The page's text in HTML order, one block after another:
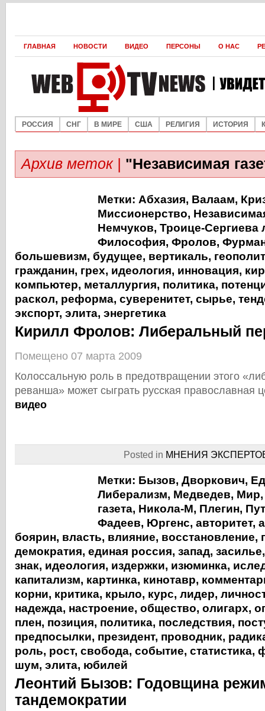
ГЛАВНАЯ НОВОСТИ ВИДЕО ПЕРСОНЫ О НАС
РОССИЯ СНГ В МИРЕ США РЕЛИГИЯ ИСТОРИЯ
Архив меток | "Независимая
Метки: Абхазия, Валаам,
Миссионерство,
Немчуков, Троице-Cергиева
Философия, Фролов,
большевизм, будущее, вертикаль,
гражданин, грех, идеология, инновация,
компьютер, металлургия, политика,
раскол, реформа, суверенитет, сырье,
экспорт, элита, энергетика
Кирилл Фролов: Либеральный
Помещено 07 марта 2009
Колоссальную роль в предотвращении этого
реванша» может сыграть русская православная
видео
Posted in МНЕНИЯ
Метки: Бызов, Дворкович,
Либерализм, Медведев, Мир
газета, Никола-М, Плегин,
Фадеев, Юргенс, авторитет,
боярин, власть, влияние, восстановление,
демократия, единая россия, запад, засилье
знак, идеология, издержки, изюминка,
капитализм, картинка, кинотавр,
корни, критика, крыло, курс, лидер,
надежда, настроение, общество, олигарх,
плен, позиция, политика, последствия,
предпосылки, президент, проводник,
роль, рост, свобода, событие, статистика,
шум, элита, юбилей
Леонтий Бызов: Годовщина
тандемократии